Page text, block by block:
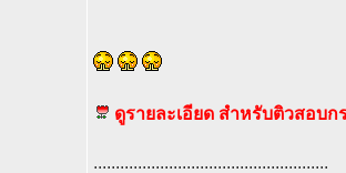
ดูรายละเอียด สำหรับติวสอบ
.....................................................